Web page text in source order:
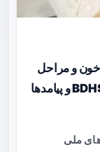
و مراحل
ملی